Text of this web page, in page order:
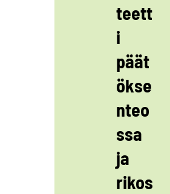
teett
i
päät
ökse
nteo
ssa
ja
rikos